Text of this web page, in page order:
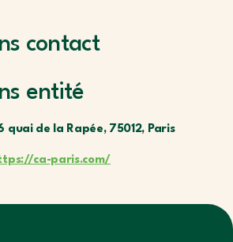
contact
entité
quai de la Rapée, 75012, Paris
ca-paris.com/